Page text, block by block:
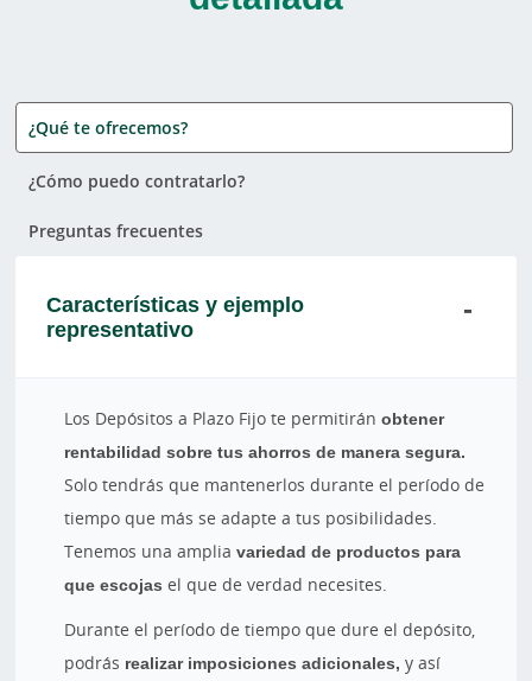
¿Qué te ofrecemos?
¿Cómo puedo contratarlo?
Preguntas frecuentes
Características y ejemplo
representativo
Los Depósitos a Plazo Fijo te permitiránobtener
rentabilidad sobre tus ahorros de manera segura.
Solo tendrás que mantenerlos durante el período de
tiempo que más se adapte a tus posibilidades.
Tenemos una amplia variedad de productos para
que escojas el que de verdad necesites.
Durante el período de tiempo que dure el depósito,
podrás realizar imposiciones adicionales, y así